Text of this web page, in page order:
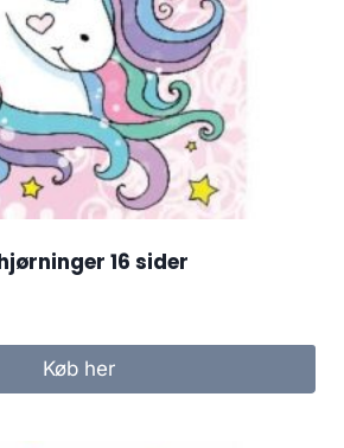
16 sider
Køb her